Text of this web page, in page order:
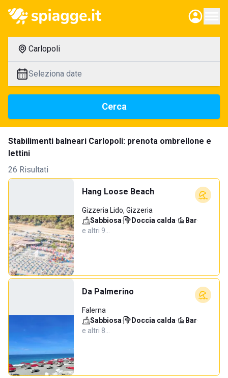
Carlopoli
Seleziona date
Cerca
Stabilimenti balneari Carlopoli: prenota ombrellone e
lettini
26 Risultati
Hang Loose Beach
Gizzeria Lido, Gizzeria
Sabbiosa· Doccia calda· Bar·
e altri 9…
Da Palmerino
Falerna
Sabbiosa· Doccia calda· Bar·
e altri 8…